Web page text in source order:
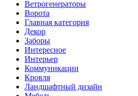
Ветрогенераторы
Ворота
Главная категория
Декор
Заборы
Интересное
Интерьер
Коммуникации
Кровля
Ландшафтный дизайн